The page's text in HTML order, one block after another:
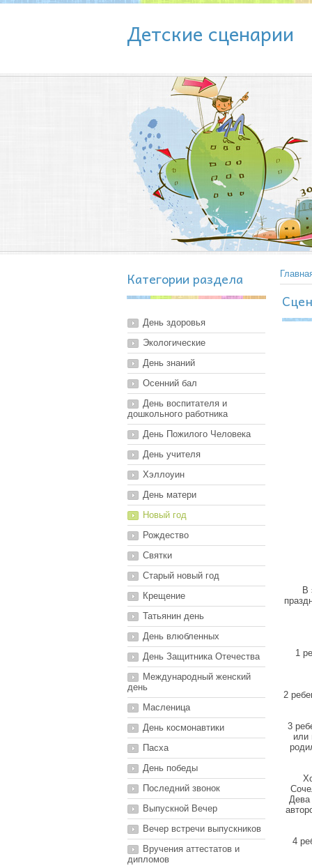
Детские сценарии
Категории раздела
День здоровья
Экологические
День знаний
Осенний бал
День воспитателя и
дошкольного работника
День Пожилого Человека
День учителя
Хэллоуин
День матери
Новый год
Рождество
Святки
Старый новый год
Крещение
Татьянин день
День влюбленных
День Защитника Отечества
Международный женский
день
Масленица
День космонавтики
Пасха
День победы
Последний звонок
Выпускной Вечер
Вечер встречи выпускников
Вручения аттестатов и
дипломов
В
1
2
3
или
Дева
4